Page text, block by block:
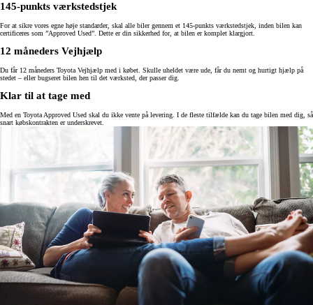
145-punkts værkstedstjek
For at sikre vores egne høje standarder, skal alle biler gennem et 145-punkts værkstedstjek, inden bilen kan
certificeres som ”Approved Used”. Dette er din sikkerhed for, at bilen er komplet klargjort.
12 måneders Vejhjælp
Du får 12 måneders Toyota Vejhjælp med i købet. Skulle uheldet være ude, får du nemt og hurtigt hjælp på
stedet – eller bugseret bilen hen til det værksted, der passer dig.
Klar til at tage med
Med en Toyota Approved Used skal du ikke vente på levering. I de fleste tilfælde kan du tage bilen med dig, så
snart købskontrakten er underskrevet.